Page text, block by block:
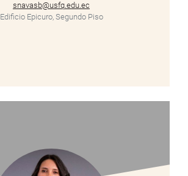
snavasb@usfq.edu.ec
Edificio Epicuro, Segundo Piso